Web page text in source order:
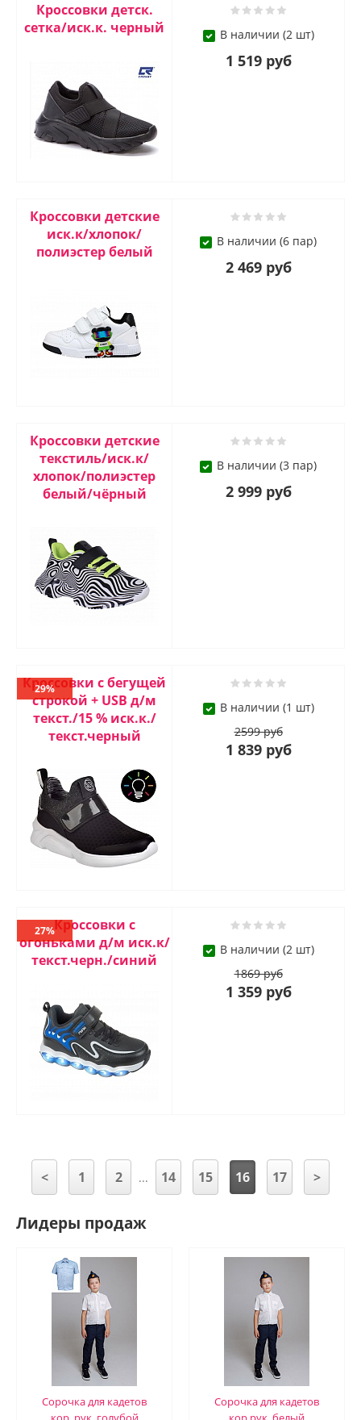
Кроссовки детск.
сетка/иск.к. черный
В наличии (2 шт)
1 519 руб
Кроссовки детские
иск.к/хлопок/
полиэстер белый
В наличии (6 пар)
2 469 руб
Кроссовки детские
текстиль/иск.к/
хлопок/полиэстер
белый/чёрный
В наличии (3 пар)
2 999 руб
Кроссовки с бегущей
строкой + USB д/м
текст./15 % иск.к./
текст.черный
29%
В наличии (1 шт)
2599 руб
1 839 руб
Кроссовки с
огоньками д/м иск.к/
текст.черн./синий
27%
В наличии (2 шт)
1869 руб
1 359 руб
< 1 2 ... 14 15 16 17 >
Лидеры продаж
Сорочка для кадетов
Сорочка для кадетов